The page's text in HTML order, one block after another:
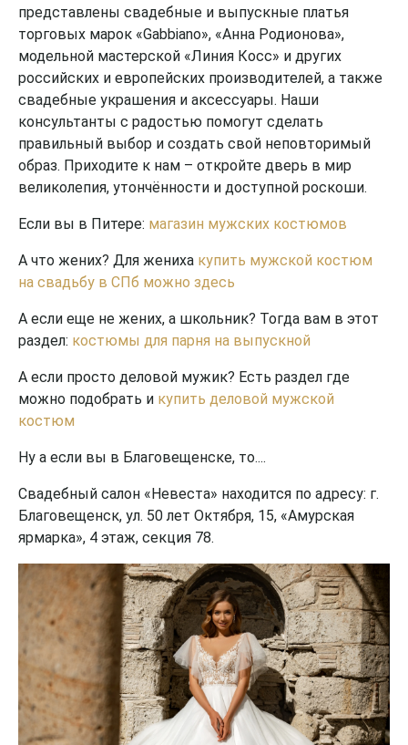
представлены свадебные и выпускные платья
торговых марок «Gabbiano», «Анна Родионова»,
модельной мастерской «Линия Косс» и других
российских и европейских производителей, а также
свадебные украшения и аксессуары. Наши
консультанты с радостью помогут сделать
правильный выбор и создать свой неповторимый
образ. Приходите к нам – откройте дверь в мир
великолепия, утончённости и доступной роскоши.
Если вы в Питере: магазин мужских костюмов
А что жених? Для жениха купить мужской костюм
на свадьбу в СПб можно здесь
А если еще не жених, а школьник? Тогда вам в этот
раздел: костюмы для парня на выпускной
А если просто деловой мужик? Есть раздел где
можно подобрать и купить деловой мужской
костюм
Ну а если вы в Благовещенске, то....
Свадебный салон «Невеста» находится по адресу: г.
Благовещенск, ул. 50 лет Октября, 15, «Амурская
ярмарка», 4 этаж, секция 78.